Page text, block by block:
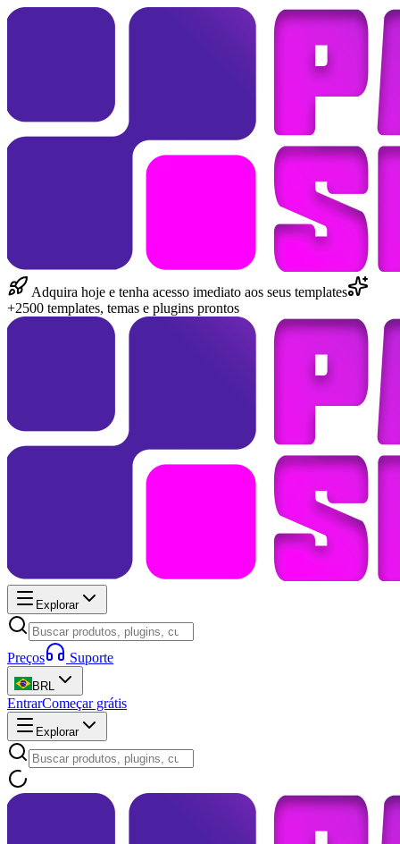
Adquira hoje e tenha acesso imediato aos seus templates
+2500 templates, temas e plugins prontos
Explorar
Preços Suporte
BRL
EntrarComeçar grátis
Explorar